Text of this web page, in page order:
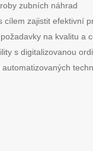
zubních náhrad
cílem zajistit efektivní
na kvalitu a
s digitalizovanou